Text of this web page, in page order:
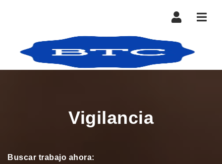
Vigilancia
Buscar trabajo ahora: